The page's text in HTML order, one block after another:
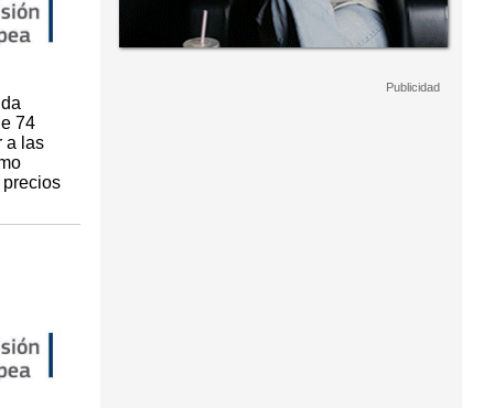
74
a las